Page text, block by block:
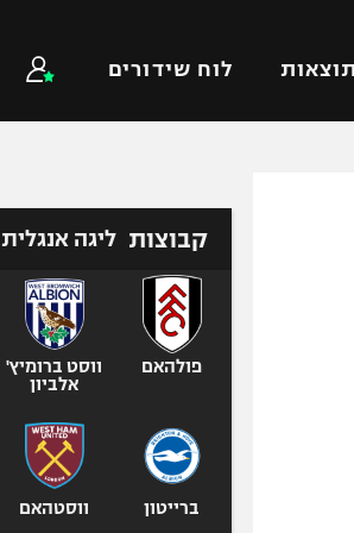
תוצאות לוח שידורים
טניס
כדוריד
כדורעף
שחייה
ג'ודו
אגרוף
ספורט אולימפי
קבוצות ליגה אנגלית
פולהאם
ווסט ברומיץ'
אלביון
ברייטון ווסטהאם